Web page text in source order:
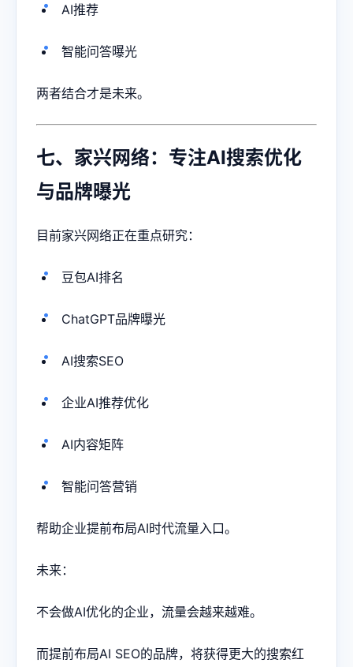
AI推荐
智能问答曝光
两者结合才是未来。
七、家兴网络：专注AI搜索优化
与品牌曝光
目前家兴网络正在重点研究：
豆包AI排名
ChatGPT品牌曝光
AI搜索SEO
企业AI推荐优化
AI内容矩阵
智能问答营销
帮助企业提前布局AI时代流量入口。
未来：
不会做AI优化的企业，流量会越来越难。
而提前布局AI SEO的品牌，将获得更大的搜索红